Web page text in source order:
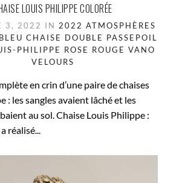
LOUIS PHILIPPE COLORÉE
3, 2022 IN 2022 ATMOSPHÈRES
BLEU CHAISE DOUBLE PASSEPOIL
PHILIPPE ROSE ROUGE VANO
VELOURS
en crin d’une paire de chaises
: les sangles avaient lâché et les
au sol. Chaise Louis Philippe :
réalisé...